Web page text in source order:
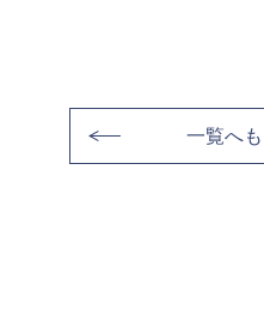
一覧へ